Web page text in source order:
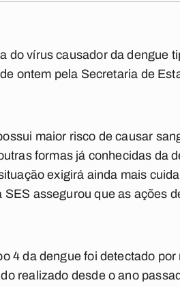
do vírus causador da dengue
ontem pela Secretaria de
maior risco de causar
formas já conhecidas da
exigirá ainda mais
SES assegurou que as ações
4 da dengue foi detectado
realizado desde o ano